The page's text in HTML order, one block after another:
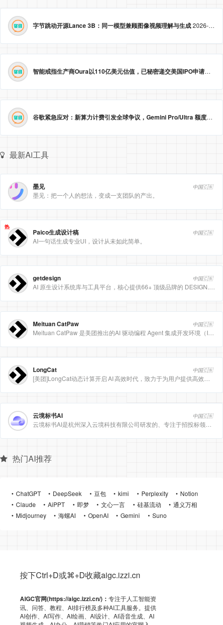
字节跳动开源Lance 3B：同一模型兼顾图像视频理解与生成2026-05-23 09:09:20
智能戒指生产商Oura以110亿美元估值，已秘密递交美国IPO申请。
谷歌紧急应对：新算力计费引发全球争议，Gemini Pro/Ultra 额度永久提升至3倍！
最新Ai工具
墨见 中国🇨🇳
墨见：把一个人的想法，变成一支团队的产出。
热
Paico生成设计稿 中国🇨🇳
AI一句话生成专业UI，设计从未如此简单。
getdesign 中国🇨🇳
Meituan CatPaw 中国🇨🇳
LongCat 中国🇨🇳
云境标书AI 中国🇨🇳
热门AI推荐
ChatGPT DeepSeek 豆包 kimi Perplexity
Notion
Claude
AiPPT 即梦 文心一言 硅基流动
通义万相
Midjourney
海螺AI OpenAI Gemini Suno
按下Ctrl+D或⌘+D收藏aigc.izzi.cn
AIGC官网(https://aigc.izzi.cn/)： 专注于人工智能资
讯、问答、教程、AI排行榜及多种AI工具服务。提供
AI创作、AI写作、AI绘画、AI设计、AI语音生成、AI